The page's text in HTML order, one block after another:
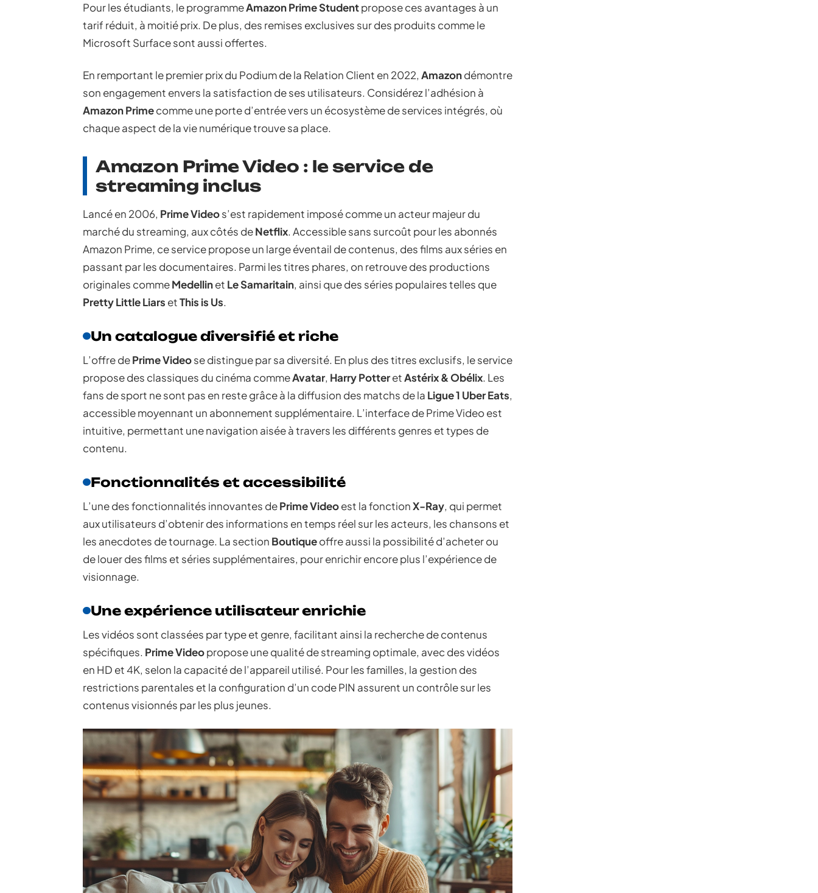
Pour les étudiants, le programmeAmazon Prime Studentpropose ces avantages à un
tarif réduit, à moitié prix. De plus, des remises exclusives sur des produits comme le
Microsoft Surface sont aussi offertes.
En remportant le premier prix du Podium de la Relation Client en 2022, Amazondémontre
son engagement envers la satisfaction de ses utilisateurs. Considérez l’adhésion à
Amazon Primecomme une porte d’entrée vers un écosystème de services intégrés, où
chaque aspect de la vie numérique trouve sa place.
Amazon Prime Video : le service de
streaming inclus
Lancé en 2006, Prime Videos’est rapidement imposé comme un acteur majeur du
marché du streaming, aux côtés deNetflix. Accessible sans surcoût pour les abonnés
Amazon Prime, ce service propose un large éventail de contenus, des films aux séries en
passant par les documentaires. Parmi les titres phares, on retrouve des productions
originales commeMedellinet Le Samaritain, ainsi que des séries populaires telles que
Pretty Little Liars etThis is Us.
Un catalogue diversifié et riche
L’offre dePrime Videose distingue par sa diversité. En plus des titres exclusifs, le service
propose des classiques du cinéma commeAvatar, Harry PotteretAstérix & Obélix. Les
fans de sport ne sont pas en reste grâce à la diffusion des matchs de la Ligue 1 Uber Eats,
accessible moyennant un abonnement supplémentaire. L’interface de Prime Video est
intuitive, permettant une navigation aisée à travers les différents genres et types de
contenu.
Fonctionnalités et accessibilité
L’une des fonctionnalités innovantes dePrime Videoest la fonctionX-Ray, qui permet
aux utilisateurs d’obtenir des informations en temps réel sur les acteurs, les chansons et
les anecdotes de tournage. La section Boutiqueoffre aussi la possibilité d’acheter ou
de louer des films et séries supplémentaires, pour enrichir encore plus l’expérience de
visionnage.
Une expérience utilisateur enrichie
Les vidéos sont classées par type et genre, facilitant ainsi la recherche de contenus
spécifiques. Prime Videopropose une qualité de streaming optimale, avec des vidéos
en HD et 4K, selon la capacité de l’appareil utilisé. Pour les familles, la gestion des
restrictions parentales et la configuration d’un code PIN assurent un contrôle sur les
contenus visionnés par les plus jeunes.